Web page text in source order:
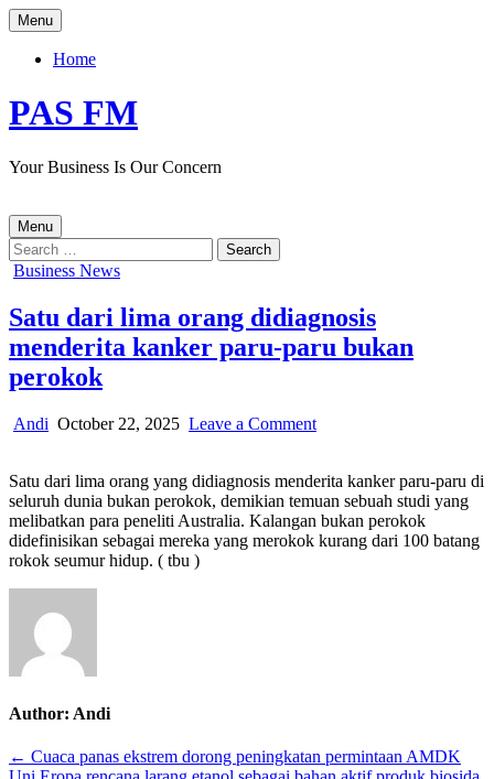
Skip
to
content
Menu
Home
PAS FM
Your Business Is Our Concern
Menu
Search
for:
Posted
Business News
Satu dari lima orang didiagnosis
menderita kanker paru-paru bukan
perokok
Author:
Andi Published
October 22, 2025 Leave a Commenton
lima
orang
didiagnosis
menderita
Satu dari lima orang yang didiagnosis menderita kanker paru-paru di
seluruh dunia bukan perokok, demikian temuan sebuah studi yang
melibatkan para peneliti Australia. Kalangan bukan perokok
didefinisikan sebagai mereka yang merokok kurang dari 100 batang
rokok seumur hidup. ( tbu )
Author: Andi
Post
← Cuaca panas ekstrem dorong peningkatan permintaan AMDK